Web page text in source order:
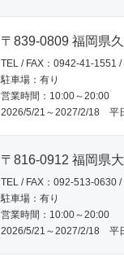
〒839-0809 福岡県
TEL / FAX：0942-41-1551
駐車場：有り
営業時間：10:00～20:00
2026/5/21～2027/2/18 平
〒816-0912 福岡県
TEL / FAX：092-513-0630
駐車場：有り
営業時間：10:00～20:00
2026/5/21～2027/2/18 平